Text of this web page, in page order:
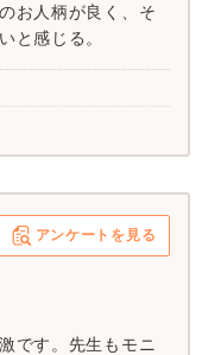
お人柄が良く、そ
と感じる。
アンケートを見る
です。先生もモニ